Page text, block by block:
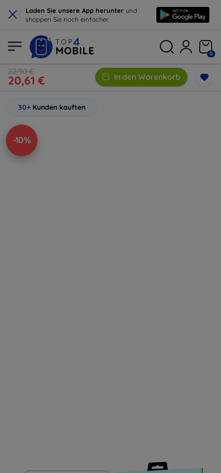
× Laden Sie unsere App herunter und
shoppen Sie noch einfacher.
0
22,90 €
20,61 € In den Warenkorb
30+ Kunden kauften
-10%